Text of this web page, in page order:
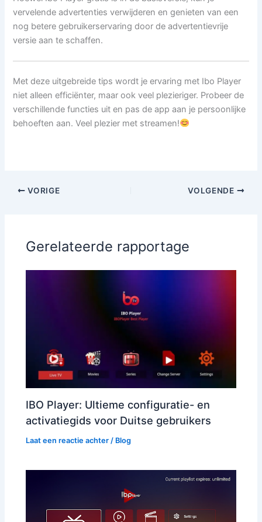
vervelende advertenties verwijderen en genieten van een
nog betere gebruikerservaring door de advertentievrije
versie aan te schaffen.
Met deze uitgebreide tips wordt je ervaring met Ibo Player
niet alleen efficiënter, maar ook veel plezieriger. Probeer de
verschillende functies uit en pas de app aan je persoonlijke
behoeften aan. Veel plezier met streamen!
VORIGE VOLGENDE
Gerelateerde rapportage
IBO Player: Ultieme configuratie- en
activatiegids voor Duitse gebruikers
Laat een reactie achter / Blog